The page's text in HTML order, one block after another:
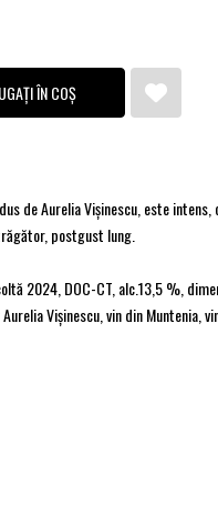
ÎN COȘ
de Aurelia Vișinescu, este
postgust lung.
2024, DOC-CT, alc.13,5 %,
Aurelia Vișinescu, vin din Muntenia,